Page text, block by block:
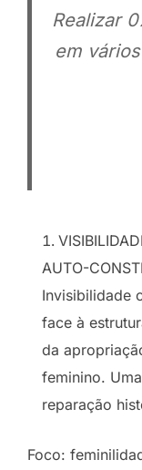
Realizar
em
AUTO-
Invisibilidade
face à
da
feminino.
reparação
Foco: